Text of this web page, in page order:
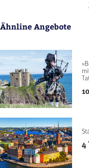
Ähnline Angebote
4